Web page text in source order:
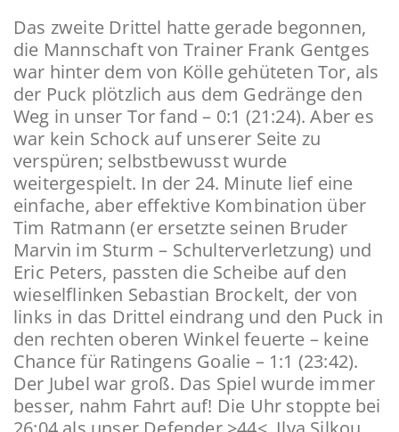
Das zweite Drittel hatte gerade begonnen,
die Mannschaft von Trainer Frank Gentges
war hinter dem von Kölle gehüteten Tor, als
der Puck plötzlich aus dem Gedränge den
Weg in unser Tor fand – 0:1 (21:24). Aber es
war kein Schock auf unserer Seite zu
verspüren; selbstbewusst wurde
weitergespielt. In der 24. Minute lief eine
einfache, aber effektive Kombination über
Tim Ratmann (er ersetzte seinen Bruder
Marvin im Sturm – Schulterverletzung) und
Eric Peters, passten die Scheibe auf den
wieselflinken Sebastian Brockelt, der von
links in das Drittel eindrang und den Puck in
den rechten oberen Winkel feuerte – keine
Chance für Ratingens Goalie – 1:1 (23:42).
Der Jubel war groß. Das Spiel wurde immer
besser, nahm Fahrt auf! Die Uhr stoppte bei